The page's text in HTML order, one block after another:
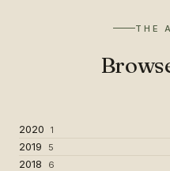
THE
2020 1
2019 5
2018 6